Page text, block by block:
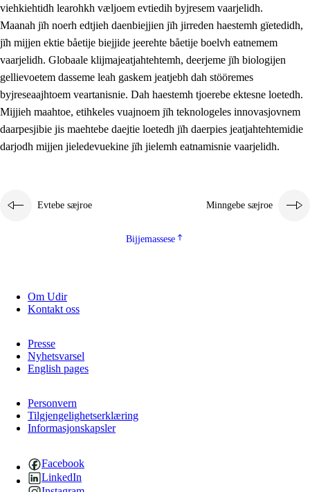
1.2 Identiteete jïh kulturellen gellievoete
1.3 Laejhtehks ussjedimmie jïh etihkeles vuajnoe
1.4
Skaepiedimmievoeteaavoe, eadtjohkevoete jïh
goerehtimmievæljoe
Eatnemem krööhkestidh jïh byjresegoerkesevoete
1.6 Demokratije jïh meatanårrome
viehkiehtidh learohkh væljoem evtiedih byjresem vaarjelidh.
Maanah jïh noerh edtjieh daenbiejjien jïh jirreden haestemh gïetedidh,
jïh mijjen ektie båetije biejjide jeerehte båetije boelvh eatnemem
vaarjelidh. Globaale klijmajeatjahtehtemh, deerjeme jïh biologijen
gellievoetem dasseme leah gaskem jeatjebh dah stööremes
byjreseaajhtoem veartanisnie. Dah haestemh tjoerebe ektesne loetedh.
Mijjieh maahtoe, etihkeles vuajnoem jïh teknologeles innovasjovnem
daarpesjibie jis maehtebe daejtie loetedh jïh daerpies jeatjahtehtemidie
darjodh mijjen jieledevuekine jïh jielemh eatnamisnie vaarjelidh.
Evtebe sæjroe Minngebe sæjroe
Bijjemassese
Om Udir
Kontakt oss
Presse
Nyhetsvarsel
English pages
Personvern
Tilgjengelighetserklæring
Informasjonskapsler
Facebook
LinkedIn